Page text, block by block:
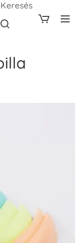
Keresés